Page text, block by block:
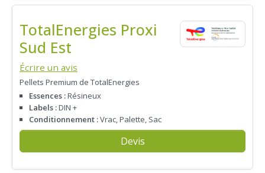
TotalEnergies Proxi
Sud Est
Écrire un avis
Pellets Premium de TotalEnergies
Essences :Résineux
Labels :DIN +
Conditionnement :Vrac, Palette, Sac
Devis